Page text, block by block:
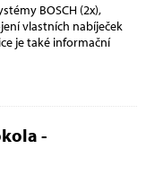
BOSCH (2x),
vlastních nabíječek
je také informační
-